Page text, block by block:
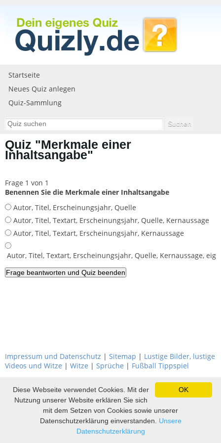
Startseite
Neues Quiz anlegen
Quiz-Sammlung
Quiz "Merkmale einer
Inhaltsangabe"
Frage 1 von 1
Benennen Sie die Merkmale einer Inhaltsangabe
Autor, Titel, Erscheinungsjahr, Quelle
Autor, Titel, Textart, Erscheinungsjahr, Quelle, Kernaussage
Autor, Titel, Textart, Erscheinungsjahr, Kernaussage
Autor, Titel, Textart, Erscheinungsjahr, Quelle, Kernaussage,
Impressum und Datenschutz | Sitemap | Lustige Bilder, lustige
Videos und Witze | Witze | Sprüche | Fußball Tippspiel
OK
Diese Webseite verwendet Cookies. Mit der
Nutzung unserer Website erklären Sie sich
mit dem Setzen von Cookies sowie unserer
Datenschutzerklärung einverstanden. Unsere
Datenschutzerklärung